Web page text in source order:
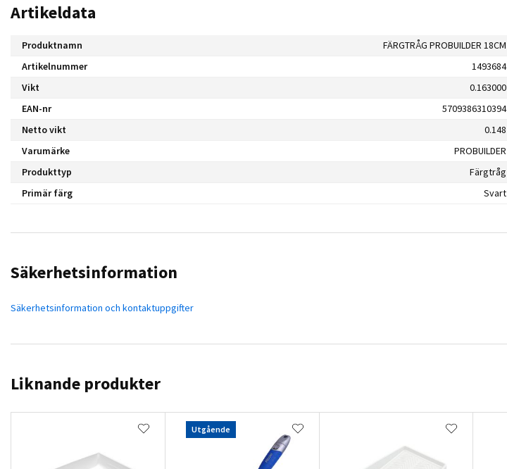
Artikeldata
Produktnamn
FÄRGTRÅG PROBUILDER 18CM
Artikelnummer
1493684
Vikt
0.163000
EAN-nr
5709386310394
Netto vikt
0.148
Varumärke
PROBUILDER
Produkttyp
Färgtråg
Primär färg
Svart
Säkerhetsinformation
Säkerhetsinformation och kontaktuppgifter
Liknande produkter
Utgående